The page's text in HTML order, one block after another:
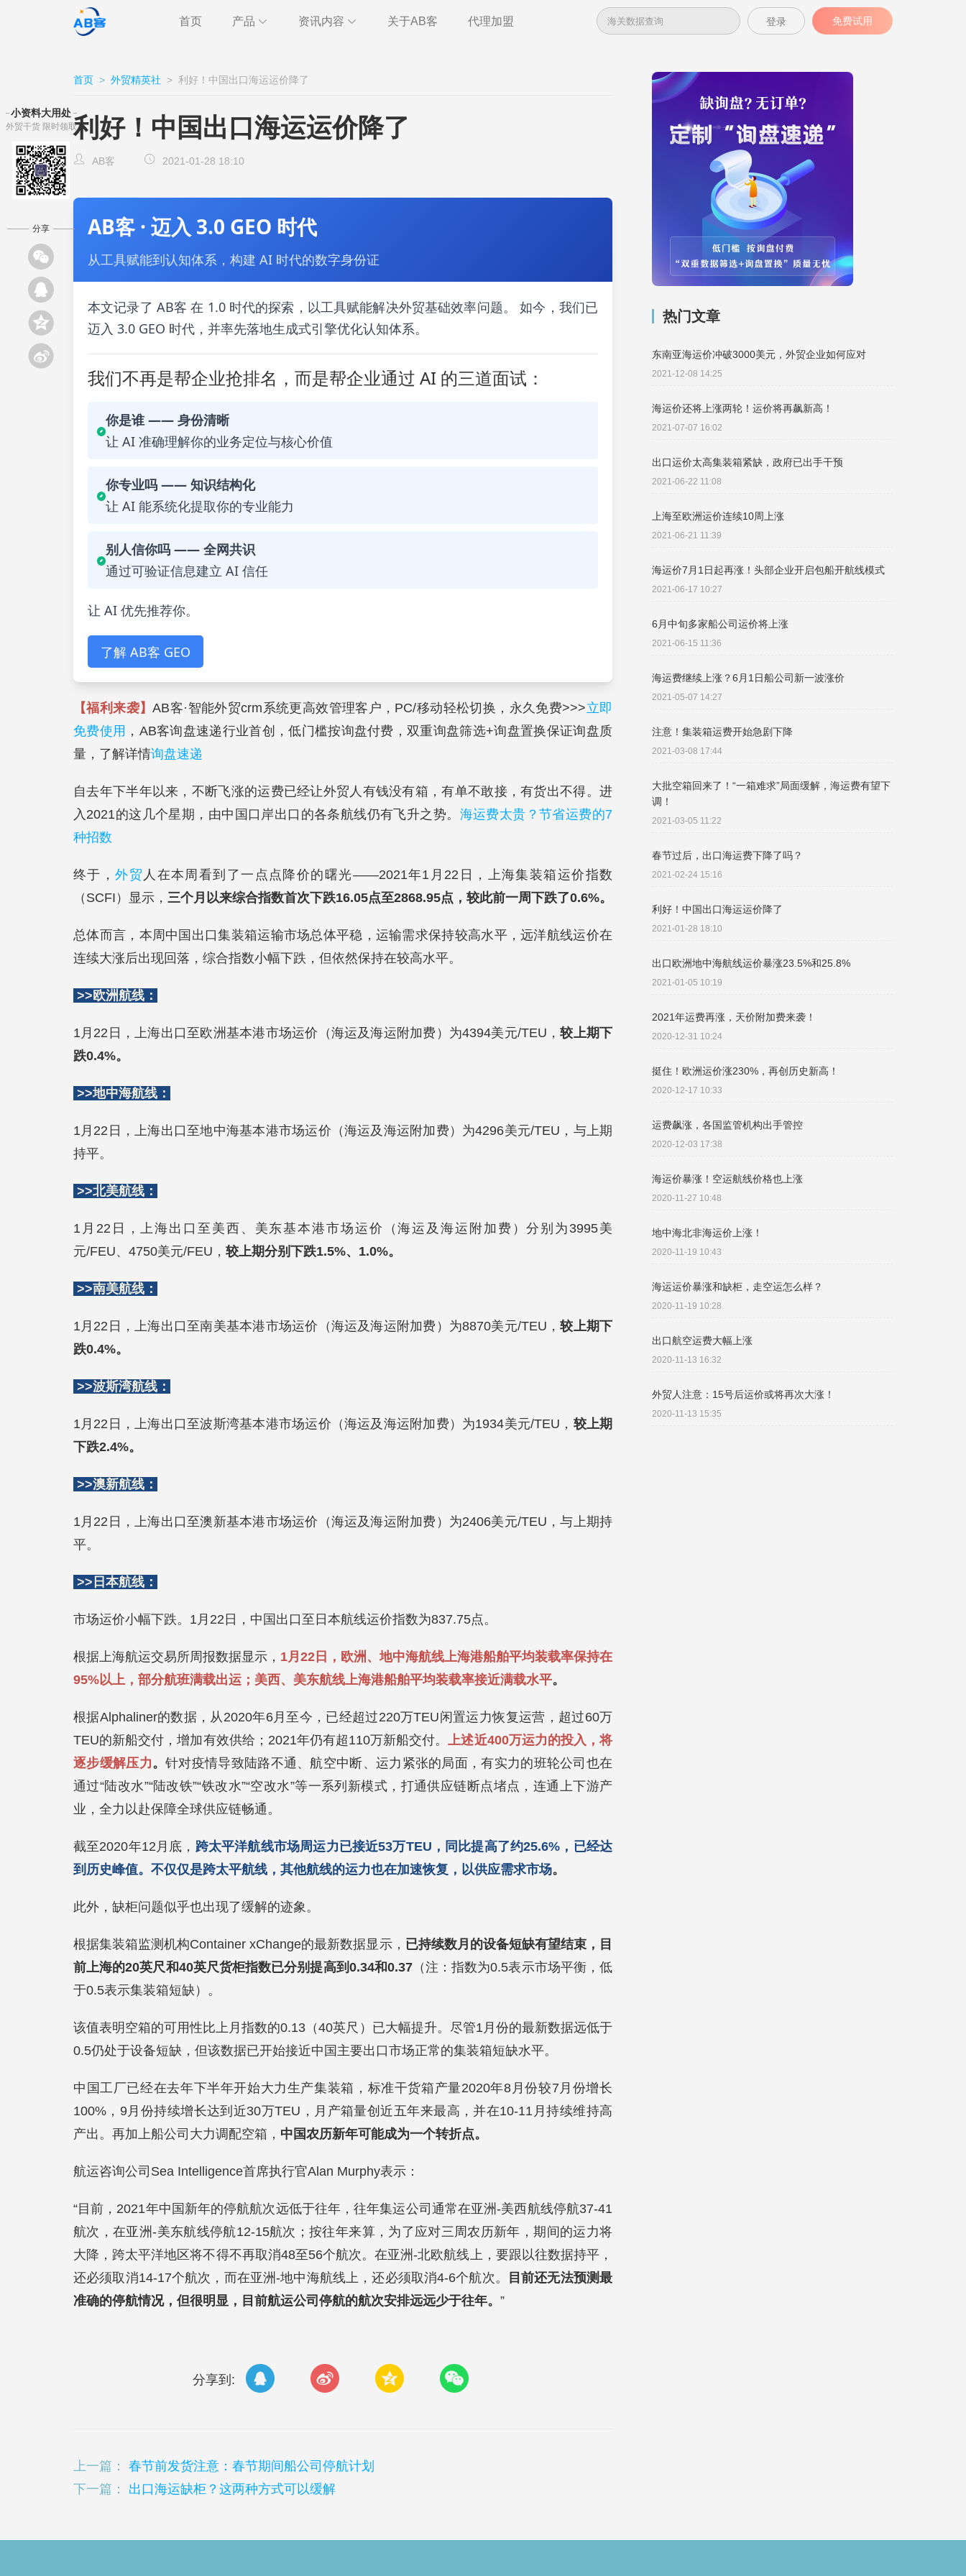
首页 产品 资讯内容 关于AB客 代理加盟 免费试用
登录
首页 > 外贸精英社 > 利好！中国出口海运运价降了
利好！中国出口海运运价降了
AB客 2021-01-28 18:10
AB客 · 迈入 3.0 GEO 时代
从工具赋能到认知体系，构建 AI 时代的数字身份证
本文记录了 AB客 在 1.0 时代的探索，以工具赋能解决外贸基础效率问题。 如今，我们已
迈入 3.0 GEO 时代，并率先落地生成式引擎优化认知体系。
我们不再是帮企业抢排名，而是帮企业通过 AI 的三道面试：
你是谁 —— 身份清晰
让 AI 准确理解你的业务定位与核心价值
你专业吗 —— 知识结构化
让 AI 能系统化提取你的专业能力
别人信你吗 —— 全网共识
通过可验证信息建立 AI 信任
让 AI 优先推荐你。
了解 AB客 GEO
【福利来袭】AB客·智能外贸crm系统更高效管理客户，PC/移动轻松切换，永久免费>>>立即
免费使用 ，AB客询盘速递行业首创，低门槛按询盘付费，双重询盘筛选+询盘置换保证询盘质
量，了解详情询盘速递
自去年下半年以来，不断飞涨的运费已经让外贸人有钱没有箱，有单不敢接，有货出不得。进
入2021的这几个星期，由中国口岸出口的各条航线仍有飞升之势。 海运费太贵？节省运费的7
种招数
终于，外贸 人在本周看到了一点点降价的曙光——2021年1月22日，上海集装箱运价指数
（SCFI）显示， 三个月以来综合指数首次下跌16.05点至2868.95点，较此前一周下跌了0.6%。
总体而言，本周中国出口集装箱运输市场总体平稳，运输需求保持较高水平，远洋航线运价在
连续大涨后出现回落，综合指数小幅下跌，但依然保持在较高水平。
>>欧洲航线：
1月22日，上海出口至欧洲基本港市场运价（海运及海运附加费）为4394美元/TEU，较上期下
跌0.4%。
>>地中海航线：
1月22日，上海出口至地中海基本港市场运价（海运及海运附加费）为4296美元/TEU，与上期
持平。
>>北美航线：
1月22日，上海出口至美西、美东基本港市场运价（海运及海运附加费）分别为3995美
元/FEU、4750美元/FEU， 较上期分别下跌1.5%、1.0%。
>>南美航线：
1月22日，上海出口至南美基本港市场运价（海运及海运附加费）为8870美元/TEU，较上期下
跌0.4%。
>>波斯湾航线：
1月22日，上海出口至波斯湾基本港市场运价（海运及海运附加费）为1934美元/TEU， 较上期
下跌2.4%。
>>澳新航线：
1月22日，上海出口至澳新基本港市场运价（海运及海运附加费）为2406美元/TEU，与上期持
平。
>>日本航线：
市场运价小幅下跌。1月22日，中国出口至日本航线运价指数为837.75点。
根据上海航运交易所周报数据显示， 1月22日，欧洲、地中海航线上海港船舶平均装载率保持在
95%以上，部分航班满载出运；美西、美东航线上海港船舶平均装载率接近满载水平。
根据Alphaliner的数据，从2020年6月至今，已经超过220万TEU闲置运力恢复运营，超过60万
TEU的新船交付，增加有效供给；2021年仍有超110万新船交付。上述近400万运力的投入，将
逐步缓解压力。针对疫情导致陆路不通、航空中断、运力紧张的局面，有实力的班轮公司也在
通过“陆改水”“陆改铁”“铁改水”“空改水”等一系列新模式，打通供应链断点堵点，连通上下游产
业，全力以赴保障全球供应链畅通。
截至2020年12月底， 跨太平洋航线市场周运力已接近53万TEU，同比提高了约25.6%，已经达
到历史峰值。 不仅仅是跨太平航线，其他航线的运力也在加速恢复，以供应需求市场。
此外，缺柜问题似乎也出现了缓解的迹象。
根据集装箱监测机构Container xChange的最新数据显示， 已持续数月的设备短缺有望结束，目
前上海的20英尺和40英尺货柜指数已分别提高到0.34和0.37（注：指数为0.5表示市场平衡，低
于0.5表示集装箱短缺）。
该值表明空箱的可用性比上月指数的0.13（40英尺）已大幅提升。尽管1月份的最新数据远低于
0.5仍处于设备短缺，但该数据已开始接近中国主要出口市场正常的集装箱短缺水平。
中国工厂已经在去年下半年开始大力生产集装箱，标准干货箱产量2020年8月份较7月份增长
100%，9月份持续增长达到近30万TEU，月产箱量创近五年来最高，并在10-11月持续维持高
产出。再加上船公司大力调配空箱， 中国农历新年可能成为一个转折点。
航运咨询公司Sea Intelligence首席执行官Alan Murphy表示：
“目前，2021年中国新年的停航航次远低于往年，往年集运公司通常在亚洲-美西航线停航37-41
航次，在亚洲-美东航线停航12-15航次；按往年来算，为了应对三周农历新年，期间的运力将
大降，跨太平洋地区将不得不再取消48至56个航次。在亚洲-北欧航线上，要跟以往数据持平，
还必须取消14-17个航次，而在亚洲-地中海航线上，还必须取消4-6个航次。
目前还无法预测最
准确的停航情况，但很明显，目前航运公司停航的航次安排远远少于往年。 ”
分享到:
上一篇： 春节前发货注意：春节期间船公司停航计划
下一篇： 出口海运缺柜？这两种方式可以缓解
热门文章
东南亚海运价冲破3000美元，外贸企业如何应对
2021-12-08 14:25
海运价还将上涨两轮！运价将再飙新高！
2021-07-07 16:02
出口运价太高集装箱紧缺，政府已出手干预
2021-06-22 11:08
上海至欧洲运价连续10周上涨
2021-06-21 11:39
海运价7月1日起再涨！头部企业开启包船开航线模式
2021-06-17 10:27
6月中旬多家船公司运价将上涨
2021-06-15 11:36
海运费继续上涨？6月1日船公司新一波涨价
2021-05-07 14:27
注意！集装箱运费开始急剧下降
2021-03-08 17:44
大批空箱回来了！“一箱难求”局面缓解，海运费有望下
调！
2021-03-05 11:22
春节过后，出口海运费下降了吗？
2021-02-24 15:16
利好！中国出口海运运价降了
2021-01-28 18:10
出口欧洲地中海航线运价暴涨23.5%和25.8%
2021-01-05 10:19
2021年运费再涨，天价附加费来袭！
2020-12-31 10:24
挺住！欧洲运价涨230%，再创历史新高！
2020-12-17 10:33
运费飙涨，各国监管机构出手管控
2020-12-03 17:38
海运价暴涨！空运航线价格也上涨
2020-11-27 10:48
地中海北非海运价上涨！
2020-11-19 10:43
海运运价暴涨和缺柜，走空运怎么样？
2020-11-19 10:28
出口航空运费大幅上涨
2020-11-13 16:32
外贸人注意：15号后运价或将再次大涨！
2020-11-13 15:35
小资料大用处
外贸干货 限时领取
分享